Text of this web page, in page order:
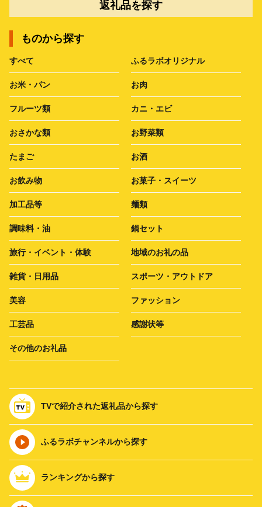
返礼品を探す
ものから探す
すべて ふるラボオリジナル
お米・パン お肉
フルーツ類 カニ・エビ
おさかな類 お野菜類
たまご お酒
お飲み物 お菓子・スイーツ
加工品等 麺類
調味料・油 鍋セット
旅行・イベント・体験 地域のお礼の品
雑貨・日用品 スポーツ・アウトドア
美容 ファッション
工芸品 感謝状等
その他のお礼品
TVで紹介された返礼品から探す
ふるラボチャンネルから探す
ランキングから探す